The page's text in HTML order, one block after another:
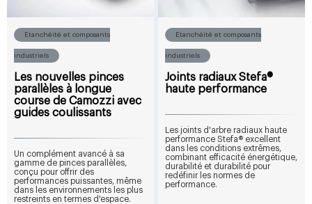
Etanchéité et composants
industriels
Les nouvelles pinces
parallèles à longue
course de Camozzi avec
guides coulissants
Un complément avancé à sa
gamme de pinces parallèles,
conçu pour offrir des
performances puissantes, même
dans les environnements les plus
restreints en termes d'espace.
Etanchéité et composants
industriels
Joints radiaux Stefa®
haute performance
Les joints d'arbre radiaux haute
performance Stefa® excellent
dans les conditions extrêmes,
combinant efficacité énergétique,
durabilité et durabilité pour
redéfinir les normes de
performance.